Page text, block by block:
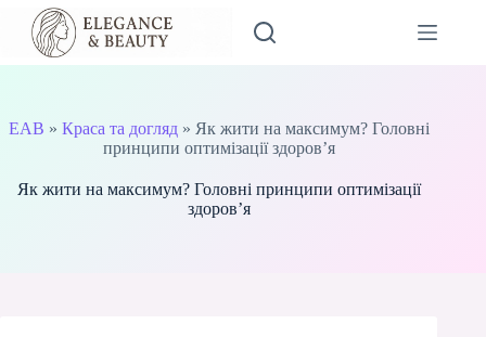
Перейти
вмісту
EAB » Краса та догляд» Як жити на максимум? Головні
принципи оптимізації здоров’я
Як жити на максимум? Головні принципи оптимізації
здоров’я